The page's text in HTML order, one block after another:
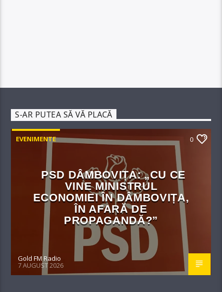
S-AR PUTEA SĂ VĂ PLACĂ
EVENIMENTE 0
PSD DÂMBOVIȚA: „CU CE
VINE MINISTRUL
ECONOMIEI ÎN DÂMBOVIȚA,
ÎN AFARĂ DE
PROPAGANDĂ?”
Gold FM Radio
7 AUGUST 2026